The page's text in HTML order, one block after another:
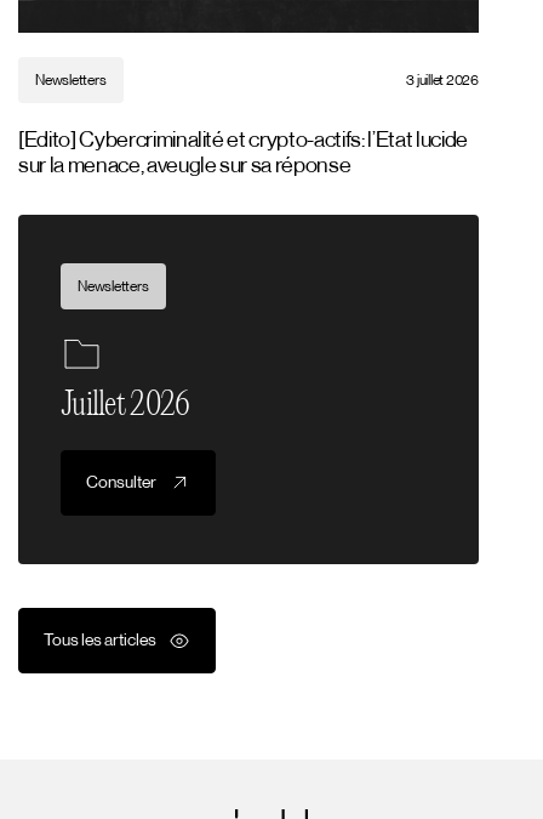
Tous les articles
Newsletters 3 juillet 2026
[Edito] Cybercriminalité et crypto-actifs: l’Etat lucide
sur la menace, aveugle sur sa réponse
Newsletters
Juillet 2026
Consulter